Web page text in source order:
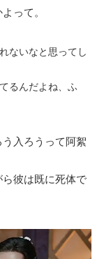
って。
ないなと思ってし
るんだよね、ふ
入ろうって阿絮
彼は既に死体で